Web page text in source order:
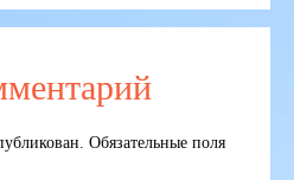
Обязательные поля